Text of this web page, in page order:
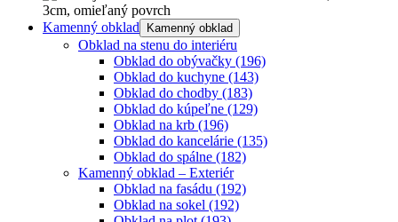
Kamenný obklad Kamenný obklad
Obklad na stenu do interiéru
Obklad do obývačky (196)
Obklad do kuchyne (143)
Obklad do chodby (183)
Obklad do kúpeľne (129)
Obklad na krb (196)
Obklad do kancelárie (135)
Obklad do spálne (182)
Kamenný obklad – Exteriér
Obklad na fasádu (192)
Obklad na sokel (192)